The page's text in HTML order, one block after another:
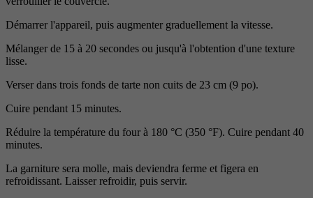
Démarrer l'appareil, puis augmenter graduellement la vitesse.
Mélanger de 15 à 20 secondes ou jusqu'à l'obtention d'une texture
lisse.
Verser dans trois fonds de tarte non cuits de 23 cm (9 po).
Cuire pendant 15 minutes.
Réduire la température du four à 180 °C (350 °F). Cuire pendant 40
minutes.
La garniture sera molle, mais deviendra ferme et figera en
refroidissant. Laisser refroidir, puis servir.